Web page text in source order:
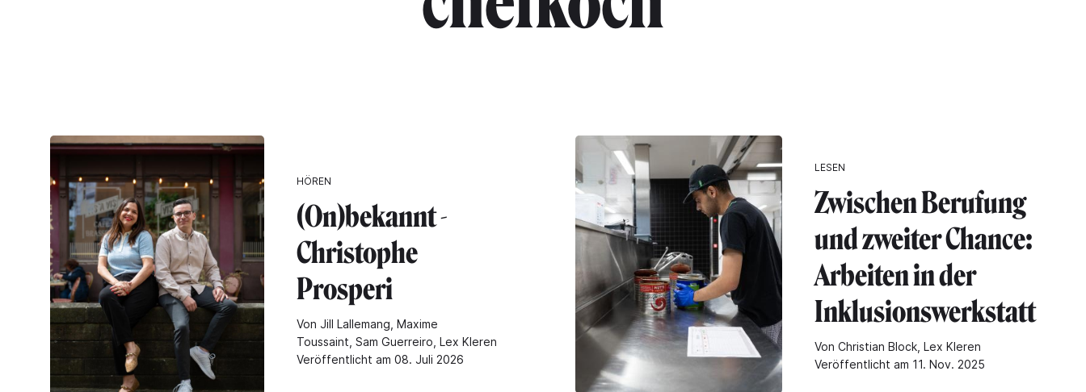
HÖREN
(On)bekannt -
Christophe
Prosperi
Von Jill Lallemang, Maxime
Toussaint, Sam Guerreiro, Lex Kleren
Veröffentlicht am 08. Juli 2026
LESEN
Zwischen Berufung
und zweiter Chance:
Arbeiten in der
Inklusionswerkstatt
Von Christian Block, Lex Kleren
Veröffentlicht am 11. Nov. 2025